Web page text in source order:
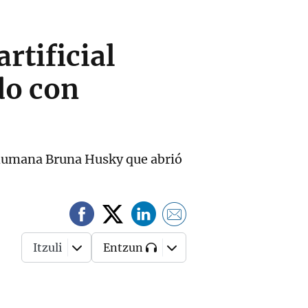
con
Bruna Husky que abrió
Itzuli Entzun